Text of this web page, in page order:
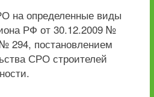
на определенные виды
РФ от 30.12.2009 №
294, постановлением
СРО строителей